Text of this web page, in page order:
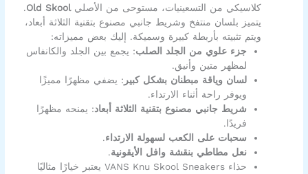
كلاسيكي من التسعينيات، مستوحى من الأصليOld Skool
.
يتميز بلسان منتفخ وشريط جانبي مصنوع بتقنية الثلاثة أبعاد،
ويتم تثبيته بأربطة كبيرة وسميكة. إليك بعض مميزاته:
جزء علوي من الجلد الصلب: يجمع بين الجلد والكانفاس
لمظهر متين وأنيق.
لسان وياقة مبطنان بشكل كبير : يضفي مظهرًا مميزًا
ويوفر راحة أثناء الارتداء.
شريط جانبي مصنوع بتقنية الثلاثة أبعاد: يمنحه مظهرًا
فريدًا.
سحبات على الكعب لسهولة الارتداء.
نعل مطاطي بنقشة وافل الأيقونية.
حذاء VANS Knu Skool Sneakers يعتبر خيارًا مثاليًا